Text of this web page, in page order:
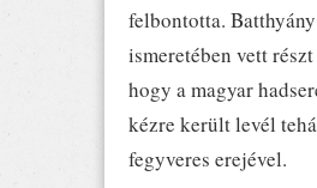
felbontotta.
ismeretében vett
hogy a magyar
kézre került levél
fegyveres erejével.